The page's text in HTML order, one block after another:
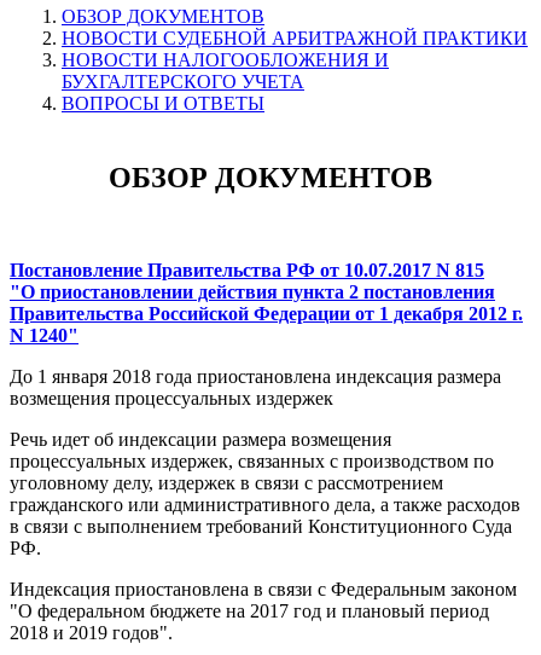
ОБЗОР ДОКУМЕНТОВ
НОВОСТИ СУДЕБНОЙ АРБИТРАЖНОЙ ПРАКТИКИ
НОВОСТИ НАЛОГООБЛОЖЕНИЯ И
БУХГАЛТЕРСКОГО УЧЕТА
ВОПРОСЫ И ОТВЕТЫ
ОБЗОР ДОКУМЕНТОВ
Постановление Правительства РФ от 10.07.2017 N 815
"О приостановлении действия пункта 2 постановления
Правительства Российской Федерации от 1 декабря 2012 г.
N 1240"
До 1 января 2018 года приостановлена индексация размера
возмещения процессуальных издержек
Речь идет об индексации размера возмещения
процессуальных издержек, связанных с производством по
уголовному делу, издержек в связи с рассмотрением
гражданского или административного дела, а также расходов
в связи с выполнением требований Конституционного Суда
РФ.
Индексация приостановлена в связи с Федеральным законом
"О федеральном бюджете на 2017 год и плановый период
2018 и 2019 годов".